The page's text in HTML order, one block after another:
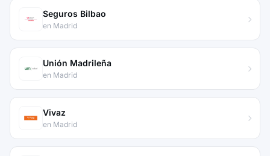
Seguros Bilbao
en Madrid
Unión Madrileña
en Madrid
Vivaz
en Madrid